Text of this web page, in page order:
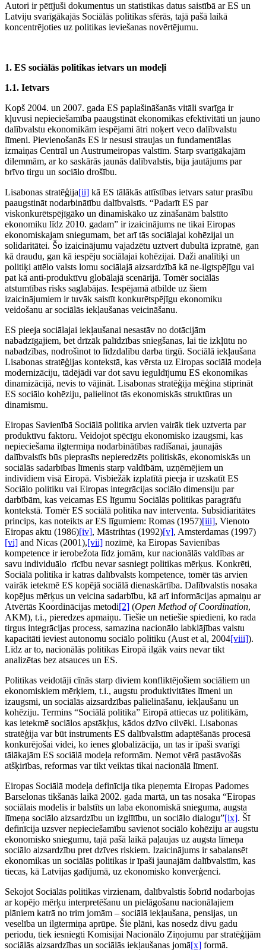
Autori ir pētījuši dokumentus un statistikas datus saistībā ar ES un
Latviju svarīgākajās Sociālās politikas sfērās, tajā pašā laikā
koncentrējoties uz politikas ieviešanas novērtējumu.
1. ES sociālās politikas ietvars un modeļi
1.1. Ietvars
Kopš 2004. un 2007. gada ES paplašināšanās vitāli svarīga ir
kļuvusi nepieciešamība paaugstināt ekonomikas efektivitāti un jauno
dalībvalstu ekonomikām iespējami ātri noķert veco dalībvalstu
līmeni. Pievienošanās ES ir nesusi straujas un fundamentālas
izmaiņas Centrāl un Austrumeiropas valstīm. Starp svarīgākajām
dilemmām, ar ko saskārās jaunās dalībvalstis, bija jautājums par
brīvo tirgu un sociālo drošību.
Lisabonas stratēģija[ii] kā ES tālākās attīstības ietvars satur prasību
paaugstināt nodarbinātību dalībvalstīs. “Padarīt ES par
viskonkurētspējīgāko un dinamiskāko uz zināšanām balstīto
ekonomiku līdz 2010. gadam” ir izaicinājums ne tikai Eiropas
ekonomiskajam sniegumam, bet arī tās sociālajai kohēzijai un
solidaritātei. Šo izaicinājumu vajadzētu uztvert dubultā izpratnē, gan
kā draudu, gan kā iespēju sociālajai kohēzijai. Daži analītiķi un
politiķi attēlo valsts lomu sociālajā aizsardzībā kā ne-ilgtspējīgu vai
pat kā anti-produktīvu globālajā scenārijā. Tomēr sociālās
atstumtības risks saglabājas. Iespējamā atbilde uz šiem
izaicinājumiem ir tuvāk saistīt konkurētspējīgu ekonomiku
veidošanu ar sociālās iekļaušanas veicināšanu.
ES pieeja sociālajai iekļaušanai nesastāv no dotācijām
nabadzīgajiem, bet drīzāk palīdzības sniegšanas, lai tie izkļūtu no
nabadzības, nodrošinot to līdzdalību darba tirgū. Sociālā iekļaušana
Lisabonas stratēģijas kontekstā, kas vērsta uz Eiropas sociālā modeļa
modernizāciju, tādējādi var dot savu ieguldījumu ES ekonomikas
dinamizācijā, nevis to vājināt. Lisabonas stratēģija mēģina stiprināt
ES sociālo kohēziju, palielinot tās ekonomiskās struktūras un
dinamismu.
Eiropas Savienībā Sociālā politika arvien vairāk tiek uztverta par
produktīvu faktoru. Veidojot spēcīgu ekonomisko izaugsmi, kas
nepieciešama ilgtermiņa nodarbinātības radīšanai, jaunajās
dalībvalstīs būs pieprasīts nepieredzēts politiskās, ekonomiskās un
sociālās sadarbības līmenis starp valdībām, uzņēmējiem un
indivīdiem visā Eiropā. Visbiežāk izplatītā pieeja ir uzskatīt ES
Sociālo politiku vai Eiropas integrācijas sociālo dimensiju par
darbībām, kas veicamas ES līgumu Sociālās politikas paragrāfu
kontekstā. Tomēr ES sociālā politika nav interventa. Subsidiaritātes
princips, kas noteikts ar ES līgumiem: Romas (1957)[iii], Vienoto
Eiropas aktu (1986)[iv], Māstrihtas (1992)[v], Amsterdamas (1997)
[vi] and Nicas (2001),[vii] nozīmē, ka Eiropas Savienības
kompetence ir ierobežota līdz jomām, kur nacionālās valdības ar
savu individuālo rīcību nevar sasniegt politikas mērķus. Konkrēti,
Sociālā politika ir katras dalībvalsts kompetence, tomēr tās arvien
vairāk ietekmē ES kopējā sociālā dienaskārtība. Dalībvalstis nosaka
kopējus mērķus un veicina sadarbību, kā arī informācijas apmaiņu ar
Atvērtās Koordinācijas metodi[2] (Open Method of Coordination,
AKM), t.i., pieredzes apmaiņu. Tiešie un netiešie spiedieni, ko rada
tirgus integrācijas process, samazina nacionālo labklājības valstu
kapacitāti ieviest autonomu sociālo politiku (Aust et al, 2004[viii]).
Līdz ar to, nacionālās politikas Eiropā ilgāk vairs nevar tikt
analizētas bez atsauces un ES.
Politikas veidotāji cīnās starp diviem konfliktējošiem sociāliem un
ekonomiskiem mērķiem, t.i., augstu produktivitātes līmeni un
izaugsmi, un sociālās aizsardzības palielināšanu, iekļaušanu un
kohēziju. Termins “Sociālā politika” Eiropā attiecas uz politikām,
kas ietekmē sociālos apstākļus, kādos dzīvo cilvēki. Lisabonas
stratēģija var būt instruments ES dalībvalstīm adaptēšanās procesā
konkurējošai videi, ko ienes globalizācija, un tas ir īpaši svarīgi
tālākajām ES sociālā modeļa reformām. Ņemot vērā pastāvošās
atšķirības, reformas var tikt veiktas tikai nacionālā līmenī.
Eiropas Sociālā modeļa definīcija tika pieņemta Eiropas Padomes
Barselonas tikšanās laikā 2002. gada martā, un tas nosaka “Eiropas
sociālais modelis ir balstīts un laba ekonomiskā snieguma, augsta
līmeņa sociālo aizsardzību un izglītību, un sociālo dialogu”[ix]. Šī
definīcija uzsver nepieciešamību savienot sociālo kohēziju ar augstu
ekonomisko sniegumu, tajā pašā laikā paļaujas uz augsta līmeņa
sociālo aizsardzību pret dzīves riskiem. Izaicinājums ir sabalansēt
ekonomikas un sociālās politikas ir īpaši jaunajām dalībvalstīm, kas
tiecas, kā Latvijas gadījumā, uz ekonomisko konverģenci.
Sekojot Sociālās politikas virzienam, dalībvalstis šobrīd nodarbojas
ar kopējo mērķu interpretēšanu un pielāgošanu nacionālajiem
plāniem katrā no trim jomām – sociālā iekļaušana, pensijas, un
veselība un ilgtermiņa aprūpe. Šie plāni, kas nosedz divu gadu
periodu, tiek iesniegti Komisijai Nacionālo Ziņojumu par stratēģijām
sociālās aizsardzības un sociālās iekļaušanas jomā[x] formā.